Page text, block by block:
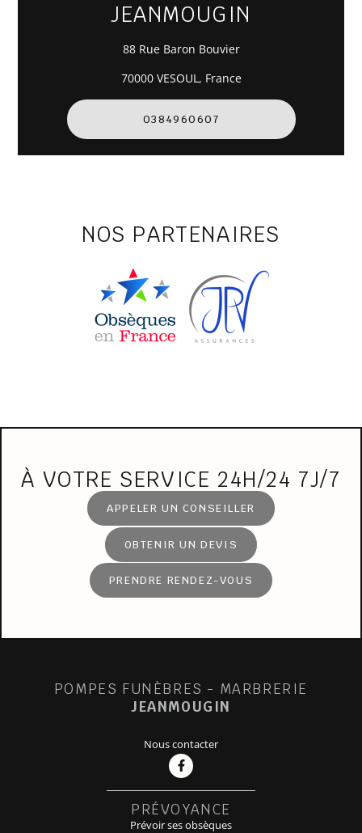
JEANMOUGIN
88 Rue Baron Bouvier
70000 VESOUL, France
0384960607
NOS PARTENAIRES
À VOTRE SERVICE 24H/24 7J/7
APPELER UN CONSEILLER
OBTENIR UN DEVIS
PRENDRE RENDEZ-VOUS
POMPES FUNÈBRES - MARBRERIE
JEANMOUGIN
Nous contacter
PRÉVOYANCE
Prévoir ses obsèques